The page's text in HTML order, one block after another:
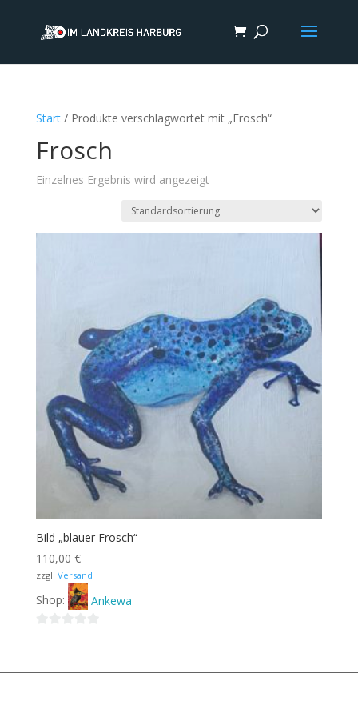
Start/ Produkte verschlagwortet mit „Frosch“
Frosch
Einzelnes Ergebnis wird angezeigt
Bild „blauer Frosch“
110,00 €
zzgl. Versand
Shop: Ankewa
5